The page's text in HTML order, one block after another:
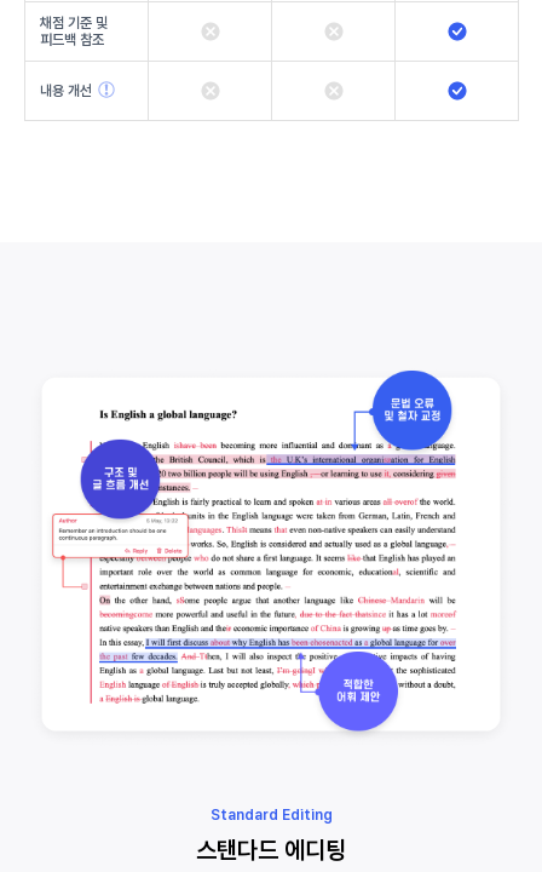
채점 기준 및
피드백 참조
내용 개선
Standard Editing
스탠다드 에디팅